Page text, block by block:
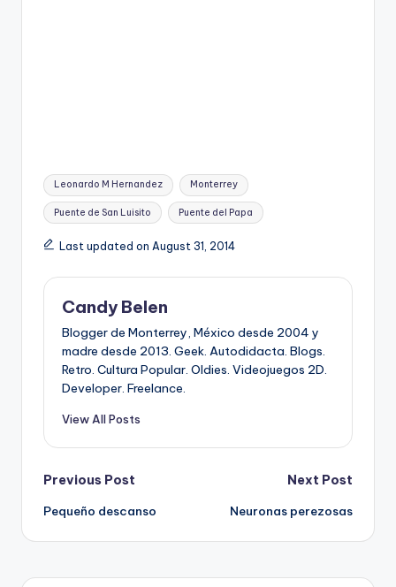
Tags:
Leonardo M Hernandez Monterrey
Puente de San Luisito Puente del Papa
Last updated on August 31, 2014
Candy Belen
Blogger de Monterrey, México desde 2004 y
madre desde 2013. Geek. Autodidacta. Blogs.
Retro. Cultura Popular. Oldies. Videojuegos 2D.
Developer. Freelance.
View All Posts
Post
navigation
Previous Post
Pequeño descanso
Next Post
Neuronas perezosas